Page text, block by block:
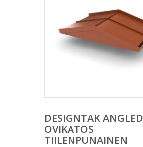
DESIGNTAK ANGLED
OVIKATOS
TIILENPUNAINEN